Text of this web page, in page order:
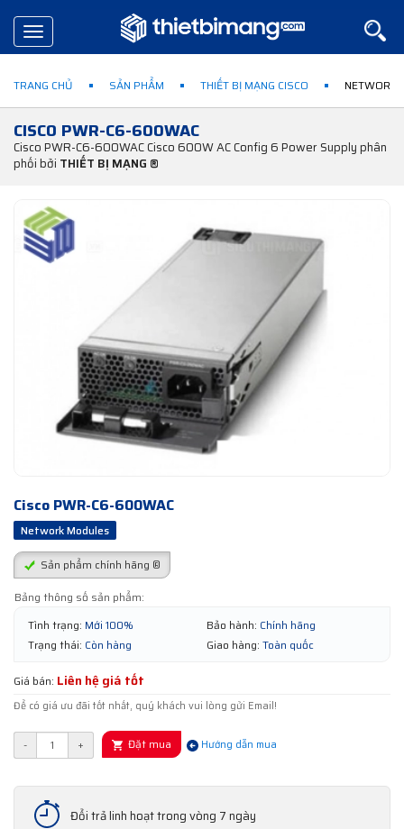
Toggle
navigation
TRANG CHỦ SẢN PHẨM THIẾT BỊ MẠNG CISCO NETWORK
CISCO PWR-C6-600WAC
Cisco PWR-C6-600WAC Cisco 600W AC Config 6 Power Supply phân
phối bởi THIẾT BỊ MẠNG ®
Cisco PWR-C6-600WAC
Network Modules
Sản phẩm chính hãng ®
Bảng thông số sản phẩm:
Tình trạng: Mới 100% Bảo hành: Chính hãng
Trạng thái: Còn hàng Giao hàng: Toàn quốc
Giá bán: Liên hệ giá tốt
Để có giá ưu đãi tốt nhất, quý khách vui lòng gửi Email!
- + Đặt mua Hướng dẫn mua
Đổi trả linh hoạt trong vòng 7 ngày